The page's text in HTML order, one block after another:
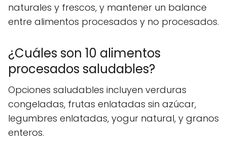
naturales y frescos, y mantener un balance
entre alimentos procesados y no procesados.
¿Cuáles son 10 alimentos
procesados saludables?
Opciones saludables incluyen verduras
congeladas, frutas enlatadas sin azúcar,
legumbres enlatadas, yogur natural, y granos
enteros.